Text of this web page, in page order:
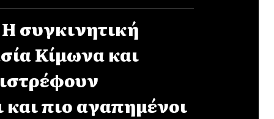
συγκινητική
Κίμωνα και
πιο αγαπημένοι